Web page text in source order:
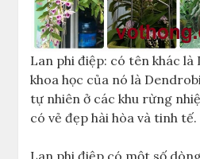
Lan phi điệp: có tên khác là
khoa học của nó là
tự nhiên ở các khu rừng
có vẻ đẹp hài hòa và tinh tế.